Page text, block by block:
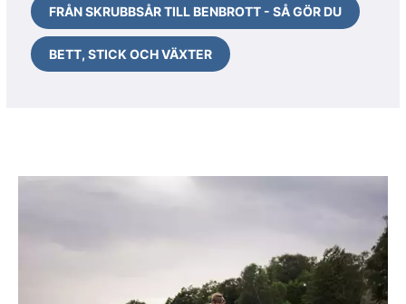
FRÅN SKRUBBSÅR TILL BENBROTT - SÅ GÖR DU
BETT, STICK OCH VÄXTER